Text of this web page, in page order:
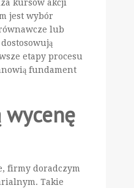
kursów akcji
jest wybór
lub
etapy procesu
fundament
firmy doradczym
Takie